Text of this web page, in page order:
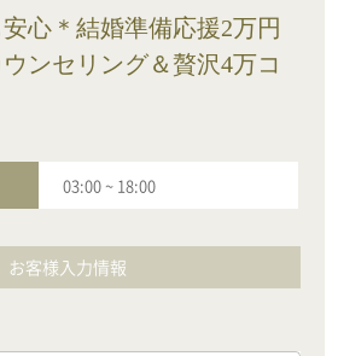
心＊結婚準備応援2万円
ンセリング＆贅沢4万コ
03:00~ 18:00
お客様入力情報